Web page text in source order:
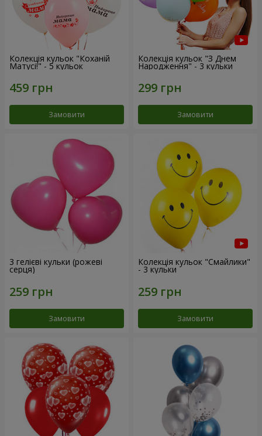
Колекція кульок "Коханій
Матусі!" - 5 кульок
Замовити
Колекція кульок "З Днем
Народження" - 3 кульки
Замовити
3 гелієві кульки (рожеві
серця)
Замовити
Колекція кульок "Смайлики"
- 3 кульки
Замовити